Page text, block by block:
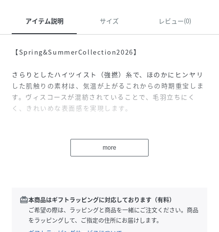
アイテム説明 サイズ レビュー(0)
【Spring&SummerCollection2026】
さらりとしたハイツイスト（強撚）糸で、ほのかにヒンヤリ
した肌触りの素材は、気温が上がるこれからの時期重宝しま
す。ヴィスコースが混紡されていることで、毛羽立ちにく
く、きれいめな表面感を実現します。
バーは小さなボタンを並べてアクセントに。
肩先に小さなタックを入れて、大げさにならないほんのりパ
アップデートしてくれるアイテムとしてお勧め。
手洗いも可能なので夏まで活躍させたいトップスです。
more
redeem本商品はギフトラッピングに対応しております（有料）
ご希望の際は、ラッピングと商品を一緒にご注文ください。商品
をラッピングして、ご指定の住所にお届けします。